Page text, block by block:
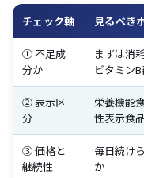
チェック軸 見るべき
① 不足成
分か
まずは消
ビタミン
② 表示区
分
栄養機能
性表示食
③ 価格と
継続性
毎日続け
か